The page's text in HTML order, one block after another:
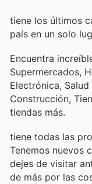
tiene los últimos
país en un solo
Encuentra
Supermercados,
Electrónica,
Construcción,
tiendas más.
tiene todas las
Tenemos nuevos
dejes de visitar
de más por las